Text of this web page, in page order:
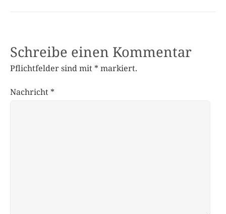
Schreibe einen Kommentar
Pflichtfelder sind mit * markiert.
Nachricht *